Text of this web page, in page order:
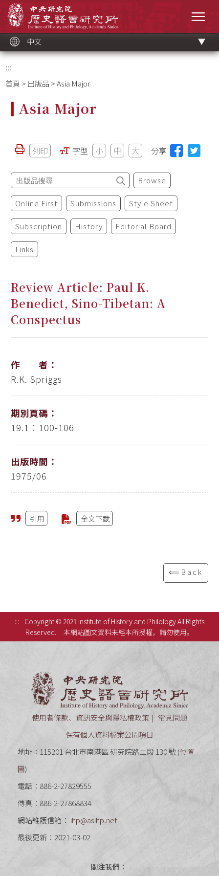
中文
:::
首頁 > 出版品 > Asia Major
Asia Major
列印 字型 小 中 大 分享
Browse
Online First Submissions Style Sheet
Subscription History Editorial Board
Links
Review Article: Paul K.
Benedict, Sino-Tibetan: A
Conspectus
作 者：
R.K. Spriggs
期別頁碼：
19.1：100-106
出版時間：
1975/06
引用 全文下載
⟸Back
:::
Copyright © 2021 Institute of History and Philology All Rights
Reserved.
本網站圖文資料未經本所授權，請勿使用。
使用者條款、資訊安全與隱私權政策
常見問題
保有個人資料檔案公開項目
地址：115201 台北市南港區 研究院路二段 130 號 (位置
圖)
電話：886-2-27829555
傳真：886-2-27868834
網站維護信箱： ihp@asihp.net
最後更新：2021-03-02
關注我們：